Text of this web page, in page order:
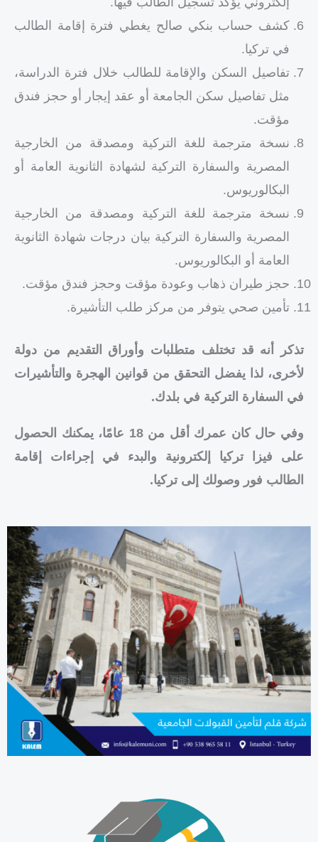
كشف حساب بنكي صالح يغطي فترة إقامة الطالب
في تركيا.
تفاصيل السكن والإقامة للطالب خلال فترة الدراسة،
مثل تفاصيل سكن الجامعة أو عقد إيجار أو حجز فندق
مؤقت.
نسخة مترجمة للغة التركية ومصدقة من الخارجية
المصرية والسفارة التركية لشهادة الثانوية العامة أو
البكالوريوس.
نسخة مترجمة للغة التركية ومصدقة من الخارجية
المصرية والسفارة التركية بيان درجات شهادة الثانوية
العامة أو البكالوريوس.
حجز طيران ذهاب وعودة مؤقت وحجز فندق مؤقت.
تأمين صحي يتوفر من مركز طلب التأشيرة.
تذكر أنه قد تختلف متطلبات وأوراق التقديم من دولة
لأخرى، لذا يفضل التحقق من قوانين الهجرة والتأشيرات
في السفارة التركية في بلدك.
وفي حال كان عمرك أقل من 18 عامًا، يمكنك الحصول
على فيزا تركيا إلكترونية والبدء في إجراءات إقامة
الطالب فور وصولك إلى تركيا.